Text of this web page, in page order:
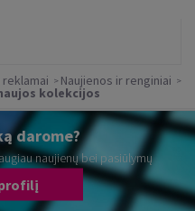
Naujienos ir renginiai
kolekcijos
darome?
naujienų bei pasiūlymų